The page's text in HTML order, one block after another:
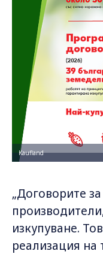
Kaufland
„Договорите
изкупуване.
реализация на